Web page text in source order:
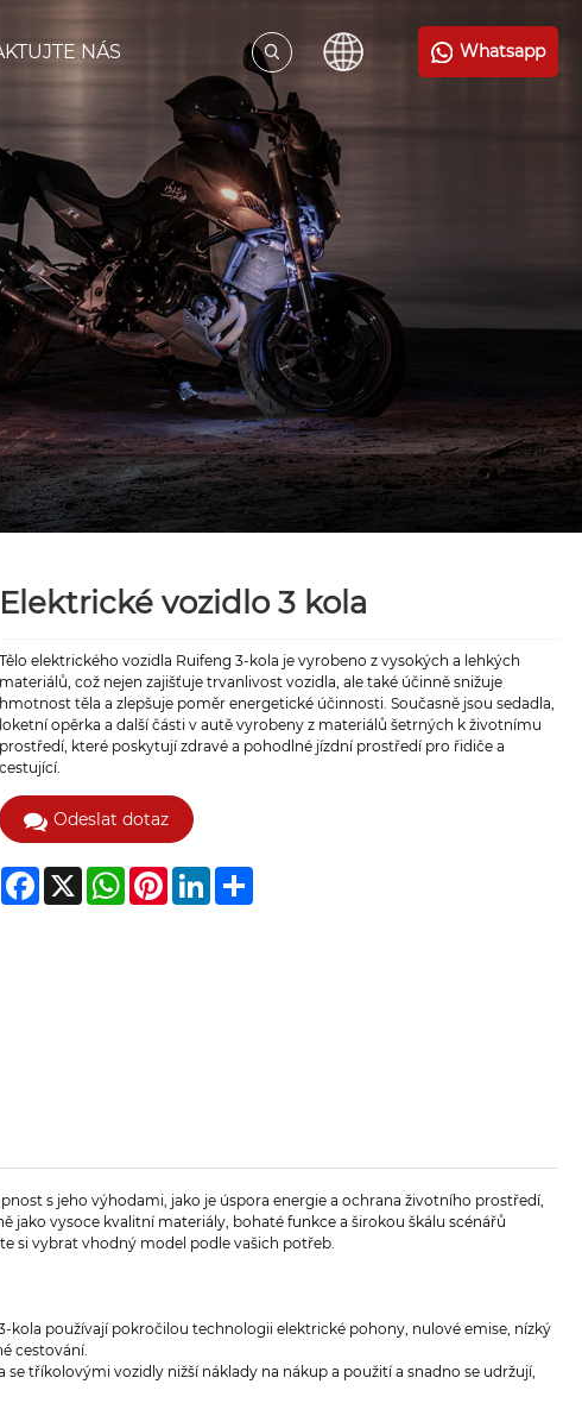
NÁS Whatsapp
Elektrické vozidlo 3 kola
Tělo elektrického vozidla Ruifeng 3-kola je vyrobeno z vysokých a lehkých
materiálů, což nejen zajišťuje trvanlivost vozidla, ale také účinně snižuje
hmotnost těla a zlepšuje poměr energetické účinnosti. Současně jsou sedadla,
loketní opěrka a další části v autě vyrobeny z materiálů šetrných k životnímu
prostředí, které poskytují zdravé a pohodlné jízdní prostředí pro řidiče a
cestující.
Odeslat dotaz
Facebook
X WhatsAppPinterestLinkedInShare
s jeho výhodami, jako je úspora energie a ochrana životního prostředí,
jako vysoce kvalitní materiály, bohaté funkce a širokou škálu scénářů
si vybrat vhodný model podle vašich potřeb.
kola používají pokročilou technologii elektrické pohony, nulové emise, nízký
cestování.
tříkolovými vozidly nižší náklady na nákup a použití a snadno se udržují,